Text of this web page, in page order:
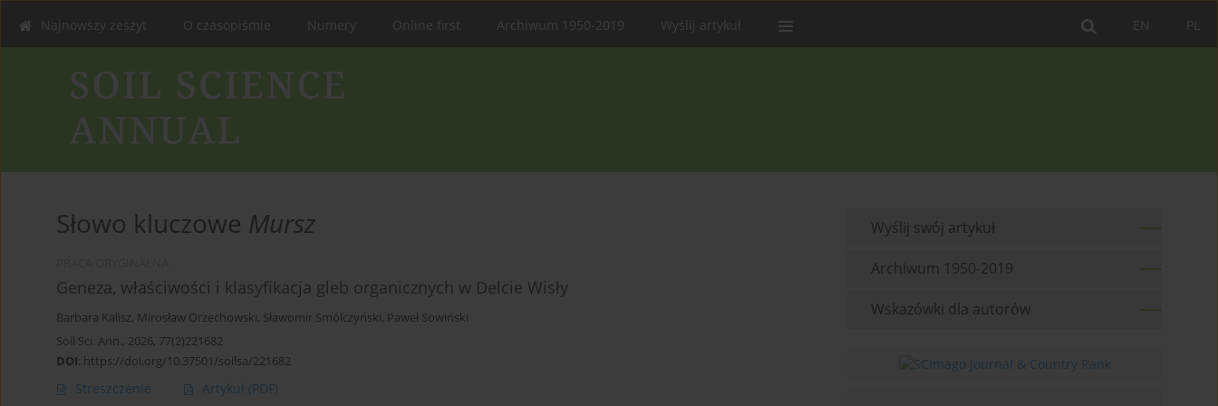
PL
EN
Najnowszy zeszyt O czasopiśmie Numery Online first Archiwum 1950-2019 Wyślij artykuł
Słowo kluczowe Mursz
Geneza, właściwości i klasyfikacja gleb organicznych w Delcie Wisły
Barbara Kalisz, Mirosław Orzechowski, Sławomir Smólczyński, Paweł Sowiński
Soil Sci. Ann., 2026, 77(2)221682
DOI: https://doi.org/10.37501/soilsa/221682
Streszczenie Artykuł (PDF)
Wyślij swój artykuł
Archiwum 1950-2019
Wskazówki dla autorów